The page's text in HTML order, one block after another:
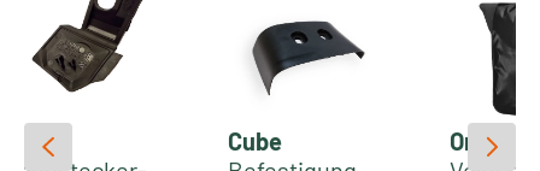
Cube
Cube
Ortlieb